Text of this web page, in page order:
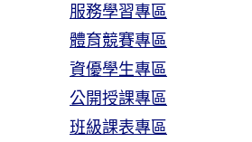
服務學習專區
體育競賽專區
資優學生專區
公開授課專區
班級課表專區